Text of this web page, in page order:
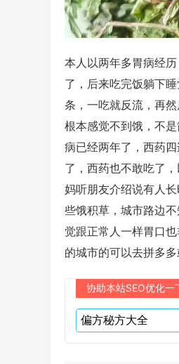
本人以两年多胃病经
了，后来吃完饭躺下睡
条，一吃就反流，再
根本感觉不到饿，不
病已经两年了，西药
了，西药也不敢吃了
妈听朋友介绍说有人
些饿积草，城市路边
觉跟正常人一样胃口
的城市的可以去拼多
协助本站SEO优化一